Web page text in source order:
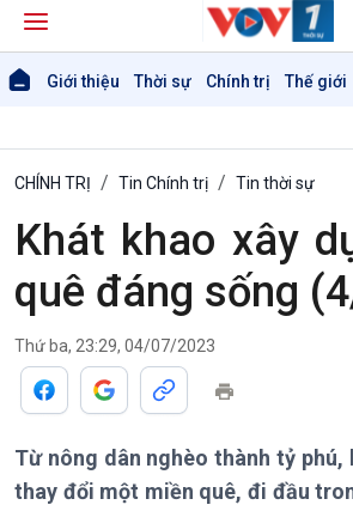
Giới thiệu Thời sự Chính trị Thế giới
Thời sự
Thời
Theo
CHÍNH TRỊ Tin Chính trị Tin thời sự
Khát khao xây
quê đáng sống
Thứ ba, 23:29, 04/07/2023
Từ nông dân nghèo thành tỷ phú,
thay đổi một miền quê, đi đầu